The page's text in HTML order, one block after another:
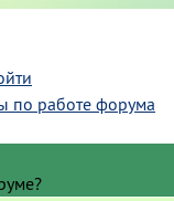
по работе форума